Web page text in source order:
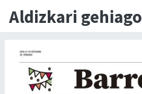
Aldizkari gehiago